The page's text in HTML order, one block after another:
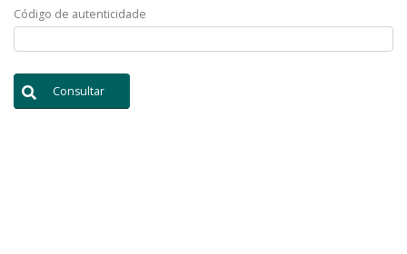
Código de autenticidade
Consultar